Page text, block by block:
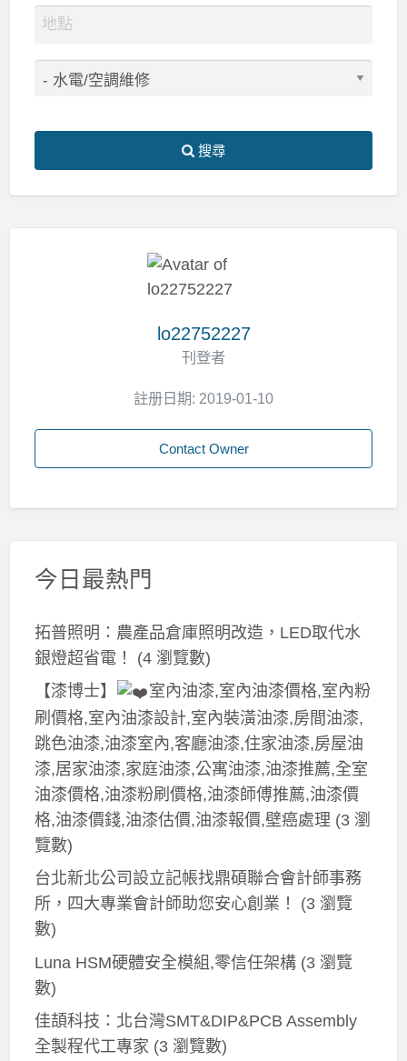
搜尋
lo22752227
刊登者
註册日期: 2019-01-10
Contact Owner
今日最熱門
拓普照明：農產品倉庫照明改造，LED取代水
銀燈超省電！
(4 瀏覽數)
【漆博士】
室內油漆,室內油漆價格,室內粉
刷價格,室內油漆設計,室內裝潢油漆,房間油漆,
跳色油漆,油漆室內,客廳油漆,住家油漆,房屋油
漆,居家油漆,家庭油漆,公寓油漆,油漆推薦,全室
油漆價格,油漆粉刷價格,油漆師傅推薦,油漆價
格,油漆價錢,油漆估價,油漆報價,壁癌處理 (3 瀏
覽數)
台北新北公司設立記帳找鼎碩聯合會計師事務
所，四大專業會計師助您安心創業！
(3 瀏覽
數)
Luna HSM硬體安全模組,零信任架構(3 瀏覽
數)
佳頡科技：北台灣SMT&DIP&PCB Assembly
全製程代工專家 (3 瀏覽數)